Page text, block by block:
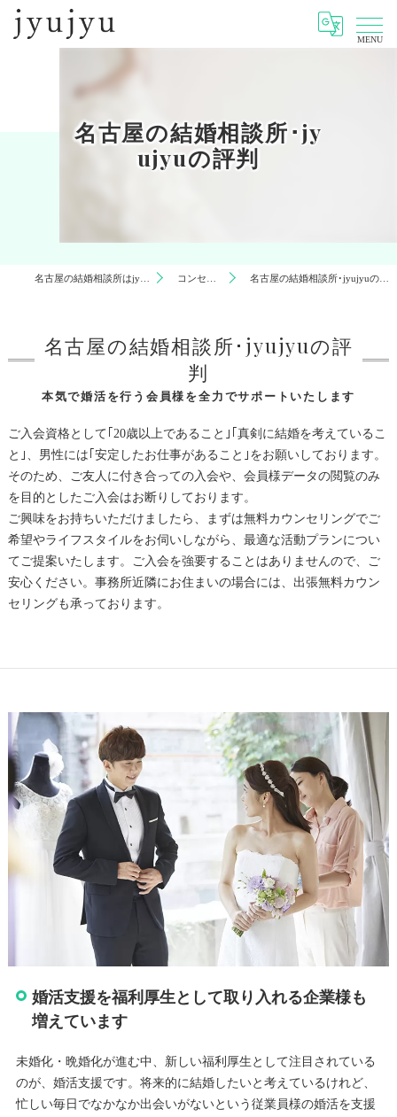
MENU
名古屋の結婚相談所･jy
ujyuの評判
名古屋の結婚相談所はjyujyu コンセプト 名古屋の結婚相談所･jyujyuの評判
本気で婚活を行う会員様を全力でサポートいたします
名古屋の結婚相談所･jyujyuの評
判
ご入会資格として｢20歳以上であること｣｢真剣に結婚を考えているこ
と｣、男性には｢安定したお仕事があること｣をお願いしております。
そのため、ご友人に付き合っての入会や、会員様データの閲覧のみ
を目的としたご入会はお断りしております。
ご興味をお持ちいただけましたら、まずは無料カウンセリングでご
希望やライフスタイルをお伺いしながら、最適な活動プランについ
てご提案いたします。ご入会を強要することはありませんので、ご
安心ください。事務所近隣にお住まいの場合には、出張無料カウン
セリングも承っております。
婚活支援を福利厚生として取り入れる企業様も
増えています
未婚化・晩婚化が進む中、新しい福利厚生として注目されている
のが、婚活支援です。将来的に結婚したいと考えているけれど、
忙しい毎日でなかなか出会いがないという従業員様の婚活を支援